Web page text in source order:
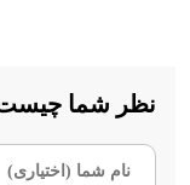
نظر شما